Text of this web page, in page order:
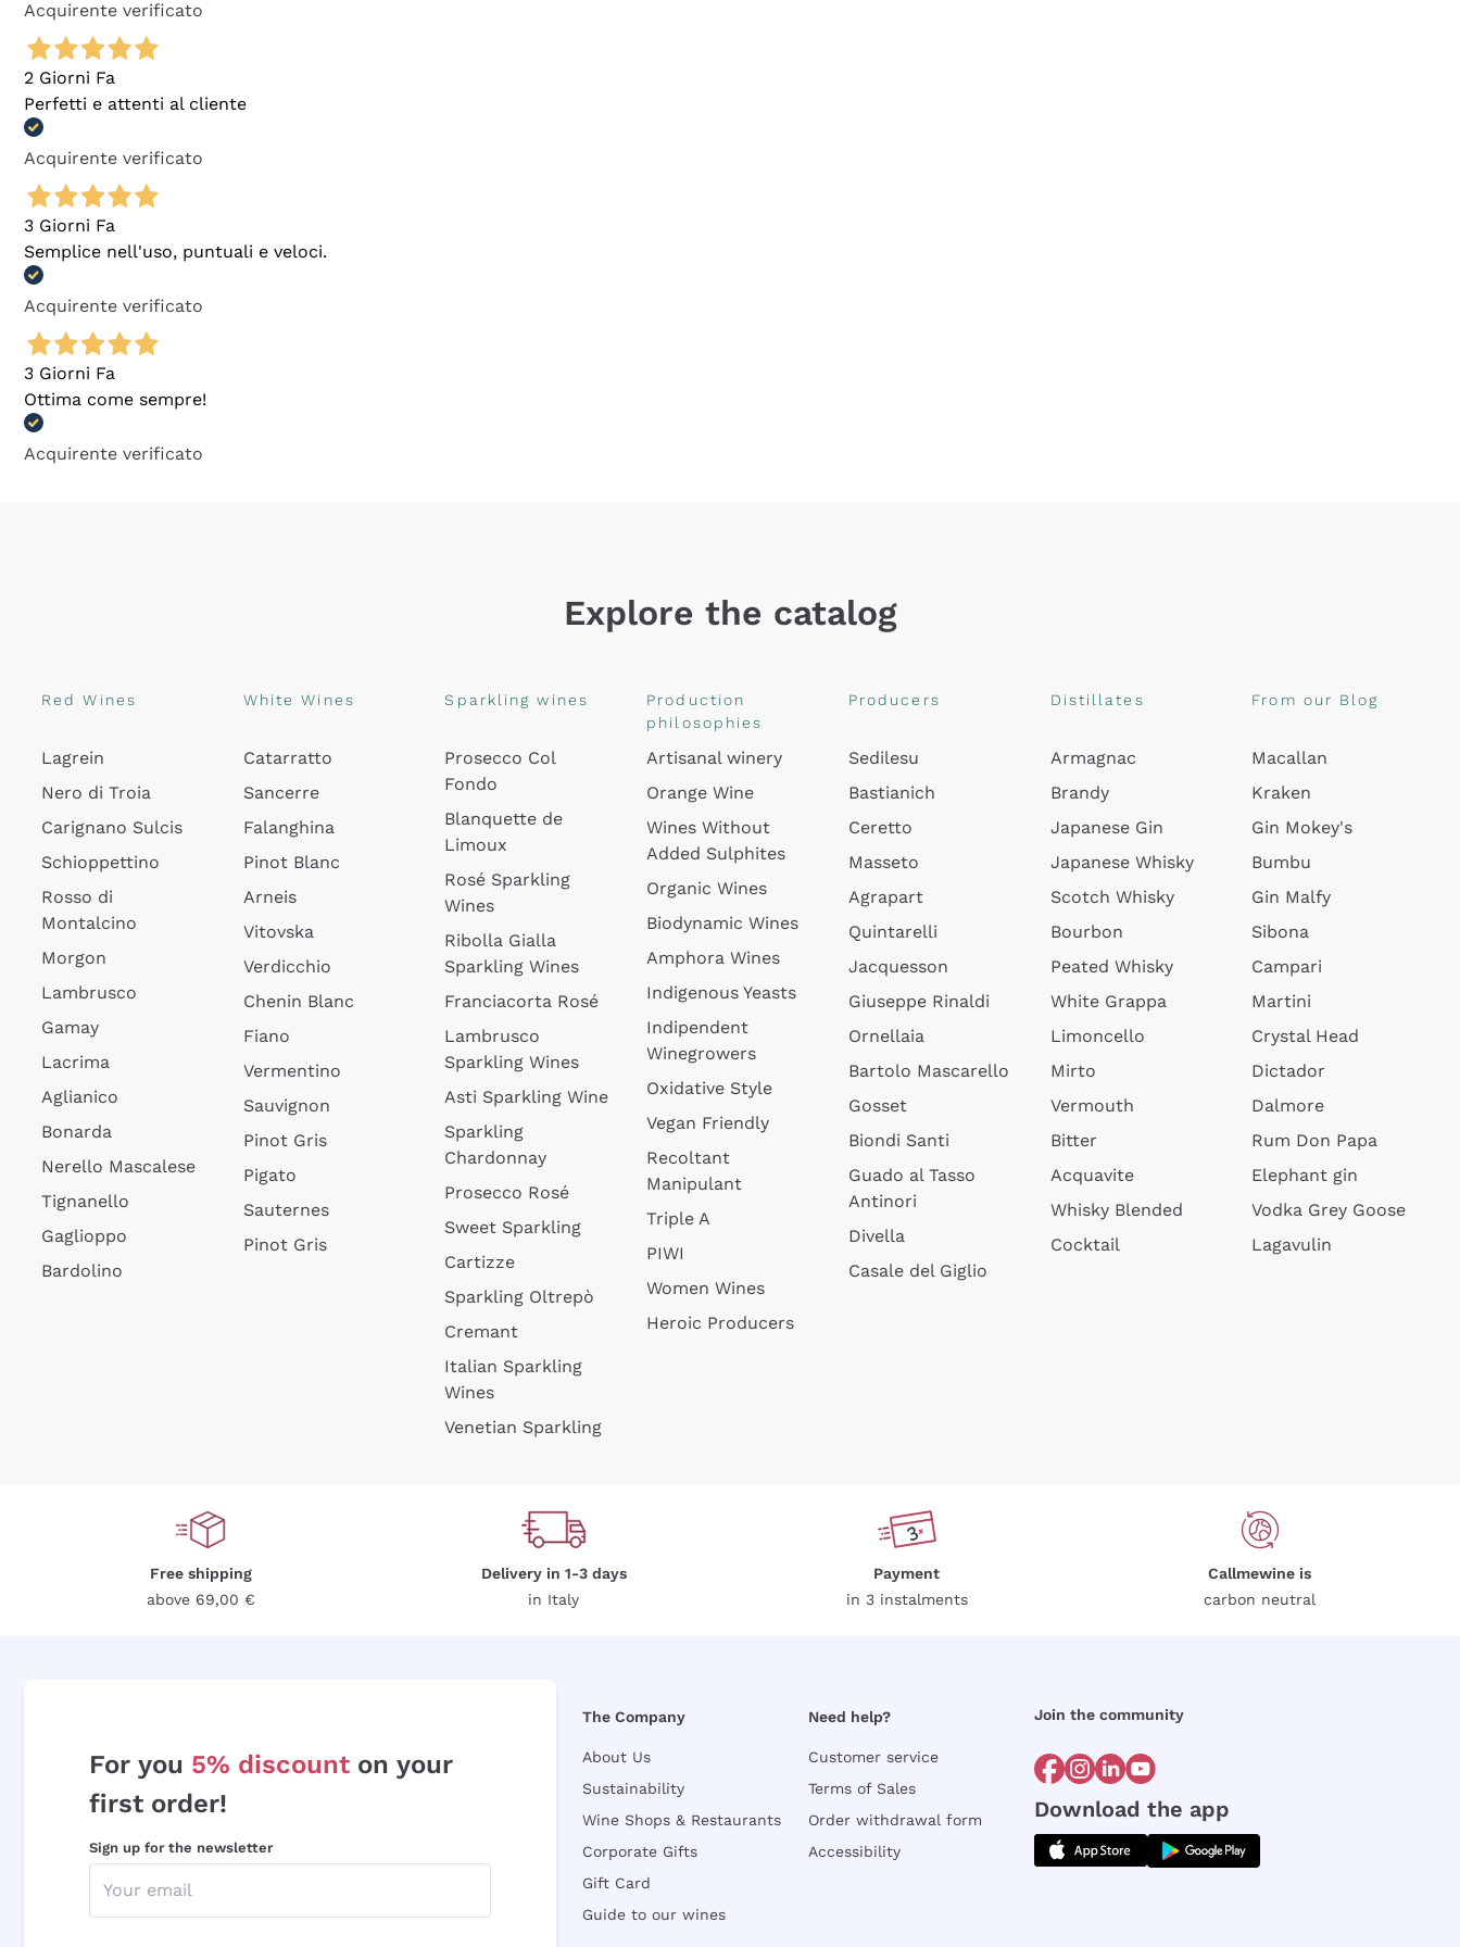
Acquirente verificato
2 Giorni Fa
Perfetti e attenti al cliente
Acquirente verificato
3 Giorni Fa
Semplice nell'uso, puntuali e veloci.
Acquirente verificato
3 Giorni Fa
Ottima come sempre!
Acquirente verificato
Explore the catalog
Red Wines
Lagrein
Nero di Troia
Carignano Sulcis
Schioppettino
Rosso di
Montalcino
Morgon
Lambrusco
Gamay
Lacrima
Aglianico
Bonarda
Nerello Mascalese
Tignanello
Gaglioppo
Bardolino
White Wines
Catarratto
Sancerre
Falanghina
Pinot Blanc
Arneis
Vitovska
Verdicchio
Chenin Blanc
Fiano
Vermentino
Sauvignon
Pinot Gris
Pigato
Sauternes
Pinot Gris
Sparkling wines
Prosecco Col
Fondo
Blanquette de
Limoux
Rosé Sparkling
Wines
Ribolla Gialla
Sparkling Wines
Franciacorta Rosé
Lambrusco
Sparkling Wines
Asti Sparkling Wine
Sparkling
Chardonnay
Prosecco Rosé
Sweet Sparkling
Cartizze
Sparkling Oltrepò
Cremant
Italian Sparkling
Wines
Venetian Sparkling
Production
philosophies
Artisanal winery
Orange Wine
Wines Without
Added Sulphites
Organic Wines
Biodynamic Wines
Amphora Wines
Indigenous Yeasts
Indipendent
Winegrowers
Oxidative Style
Vegan Friendly
Recoltant
Manipulant
Triple A
PIWI
Women Wines
Heroic Producers
Producers
Sedilesu
Bastianich
Ceretto
Masseto
Agrapart
Quintarelli
Jacquesson
Giuseppe Rinaldi
Ornellaia
Bartolo Mascarello
Gosset
Biondi Santi
Guado al Tasso
Antinori
Divella
Casale del Giglio
Distillates
Armagnac
Brandy
Japanese Gin
Japanese Whisky
Scotch Whisky
Bourbon
Peated Whisky
White Grappa
Limoncello
Mirto
Vermouth
Bitter
Acquavite
Whisky Blended
Cocktail
From our Blog
Macallan
Kraken
Gin Mokey's
Bumbu
Gin Malfy
Sibona
Campari
Martini
Crystal Head
Dictador
Dalmore
Rum Don Papa
Elephant gin
Vodka Grey Goose
Lagavulin
Free shipping
above 69,00 €
Delivery in 1-3 days
in Italy
Payment
in 3 instalments
Callmewine is
carbon neutral
For you 5% discount on your
first order!
Sign up for the newsletter
The Company
About Us
Sustainability
Wine Shops & Restaurants
Corporate Gifts
Gift Card
Guide to our wines
Need help?
Customer service
Terms of Sales
Order withdrawal form
Accessibility
Join the community
Download the app